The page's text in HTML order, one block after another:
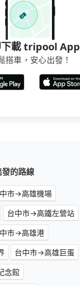
下載 tripool App
搭車，安心出發！
的路線
市→高雄機場
台中市→高鐵左營站
市→高雄港
台中市→高雄巨蛋
念館